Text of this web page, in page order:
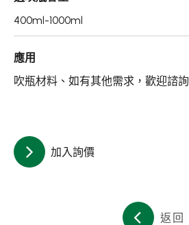
400ml-1000ml
應用
吹瓶材料、如有其他需求，歡迎諮詢
加入詢價
返回
關於集泉
繁體中文